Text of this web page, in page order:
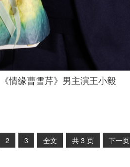
《情缘曹雪芹》男主演王小毅
2 3 全文 共 3 页 下一页